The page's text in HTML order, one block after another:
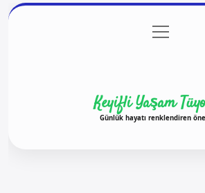
Gizlilik Politikası
menüyü
aç
Keyifli Yaşam
Günlük hayatı renklendiren